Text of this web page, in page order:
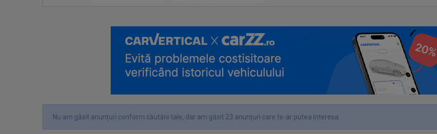
Nu am găsit anunțuri conform căutării tale, dar am găsit 23 anunțuri care te-ar putea interesa.